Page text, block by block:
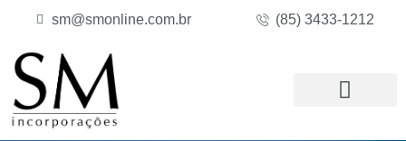
sm@smonline.com.br (85) 3433-1212